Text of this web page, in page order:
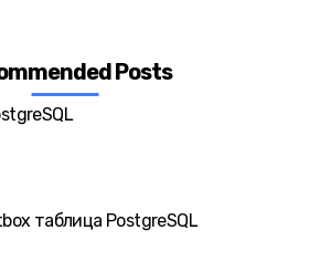
Posts
таблица PostgreSQL